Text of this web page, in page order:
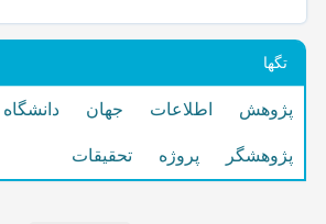
تگها
پژوهش اطلاعات جهان دانشگاه
پژوهشگر پروژه تحقیقات